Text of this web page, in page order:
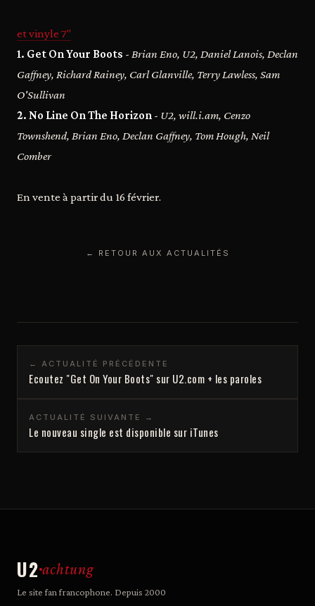
et vinyle 7"
1. Get On Your Boots - Brian Eno, U2, Daniel Lanois, Declan
Gaffney, Richard Rainey, Carl Glanville, Terry Lawless, Sam
O'Sullivan
2. No Line On The Horizon - U2, will.i.am, Cenzo
Townshend, Brian Eno, Declan Gaffney, Tom Hough, Neil
Comber
En vente à partir du 16 février.
← RETOUR AUX ACTUALITÉS
← ACTUALITÉ PRÉCÉDENTE
Ecoutez "Get On Your Boots" sur U2.com + les paroles
ACTUALITÉ SUIVANTE →
Le nouveau single est disponible sur iTunes
U2 achtung
Le site fan francophone. Depuis 2000